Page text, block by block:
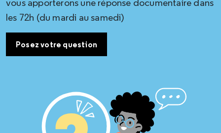
les 72h (du mardi au samedi)
Posez votre question